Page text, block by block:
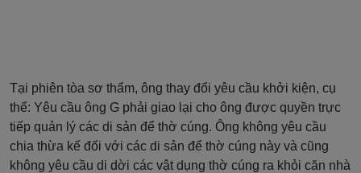
Tại phiên tòa sơ thẩm, ông thay đổi yêu cầu khởi kiện, cụ
thể: Yêu cầu ông G phải giao lại cho ông được quyền trực
tiếp quản lý các di sản để thờ cúng. Ông không yêu cầu
chia thừa kế đối với các di sản để thờ cúng này và cũng
không yêu cầu di dời các vật dụng thờ cúng ra khỏi căn nhà